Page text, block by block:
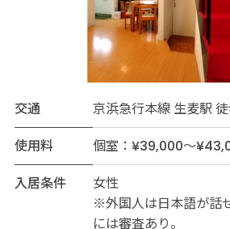
交通
京浜急行本線 生麦駅
使用料
個室：¥39,000～
入居条件
女性
※外国人は日本語が話
には審査あり。